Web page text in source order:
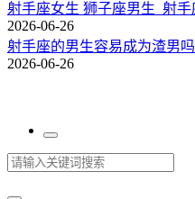
射手座女生 狮子座男生_射
2026-06-26
射手座的男生容易成为渣男
2026-06-26